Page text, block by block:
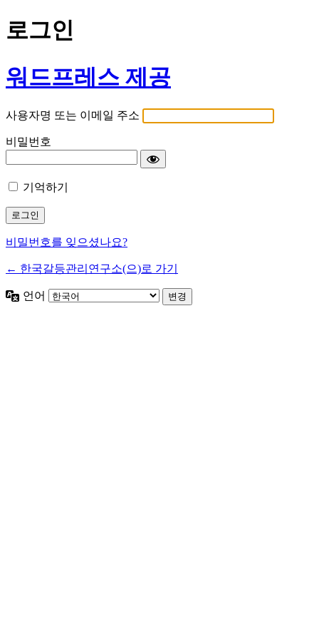
로그인
워드프레스 제공
사용자명 또는 이메일 주소
비밀번호
기억하기
비밀번호를 잊으셨나요?
← 한국갈등관리연구소(으)로 가기
언어